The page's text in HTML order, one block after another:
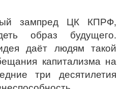
зампред ЦК КПРФ,
образ будущего.
даёт людям такой
капитализма на
три десятилетия